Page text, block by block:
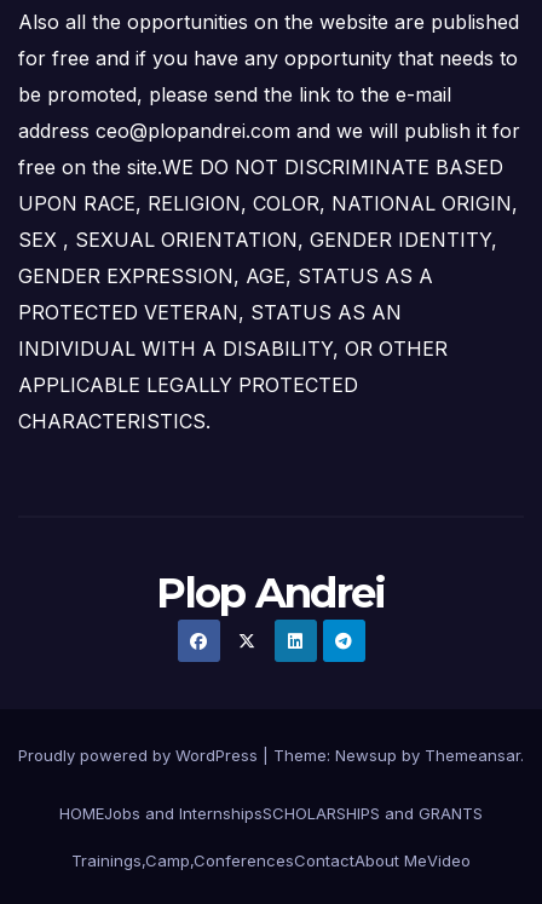
Also all the opportunities on the website are published
for free and if you have any opportunity that needs to
be promoted, please send the link to the e-mail
address ceo@plopandrei.com and we will publish it for
free on the site.WE DO NOT DISCRIMINATE BASED
UPON RACE, RELIGION, COLOR, NATIONAL ORIGIN,
SEX , SEXUAL ORIENTATION, GENDER IDENTITY,
GENDER EXPRESSION, AGE, STATUS AS A
PROTECTED VETERAN, STATUS AS AN
INDIVIDUAL WITH A DISABILITY, OR OTHER
APPLICABLE LEGALLY PROTECTED
CHARACTERISTICS.
Plop Andrei
Proudly powered by WordPress Theme: Newsup by Themeansar.
HOMEJobs and InternshipsSCHOLARSHIPS and GRANTS
Trainings,Camp,ConferencesContactAbout MeVideo